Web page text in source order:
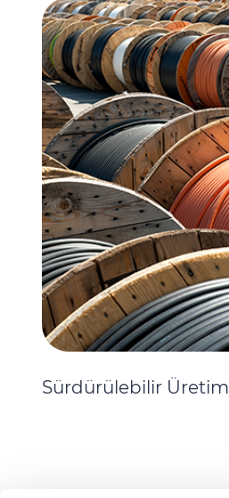
Sürdürülebilir Üretim